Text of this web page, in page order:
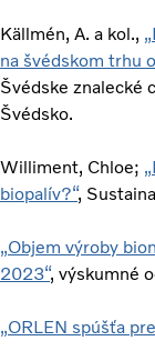
Källmén, A. a kol.,
na švédskom trhu
Švédske znalecké
Švédsko.
Williment, Chloe;
biopalív?“,
„Objem výroby
2023“, výskumné
„ORLEN spúšťa